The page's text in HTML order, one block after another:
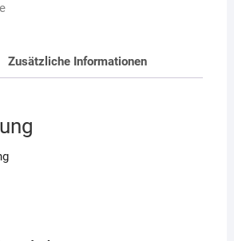
Zusätzliche Informationen